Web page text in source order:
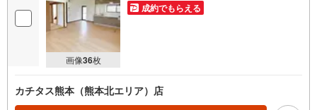
画像36枚
成約でもらえる
カチタス熊本（熊本北エリア）店